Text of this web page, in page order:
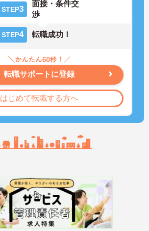
STEP3
面接・条件交
渉
STEP4 転職成功！
転職サポートに登録
はじめて転職する方へ